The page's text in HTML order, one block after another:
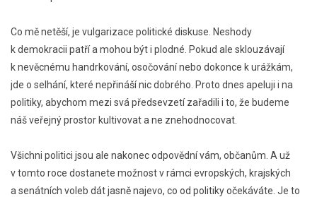
Co mě netěší, je vulgarizace politické diskuse. Neshody
k demokracii patří a mohou být i plodné. Pokud ale sklouzávají
k nevěcnému handrkování, osočování nebo dokonce k urážkám,
jde o selhání, které nepřináší nic dobrého. Proto dnes apeluji i na
politiky, abychom mezi svá předsevzetí zařadili i to, že budeme
náš veřejný prostor kultivovat a ne znehodnocovat.
Všichni politici jsou ale nakonec odpovědní vám, občanům. A už
v tomto roce dostanete možnost v rámci evropských, krajských
a senátních voleb dát jasně najevo, co od politiky očekáváte. Je to